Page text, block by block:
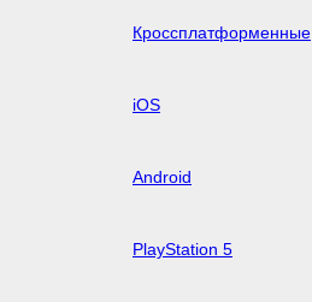
Кроссплатформенные
iOS
Android
PlayStation 5